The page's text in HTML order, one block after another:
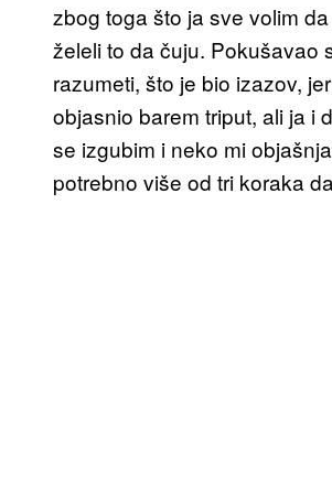
zbog toga što ja sve volim
želeli to da čuju. Pokušavao
razumeti, što je bio izazov,
objasnio barem triput, ali ja i
se izgubim i neko mi
potrebno više od tri koraka